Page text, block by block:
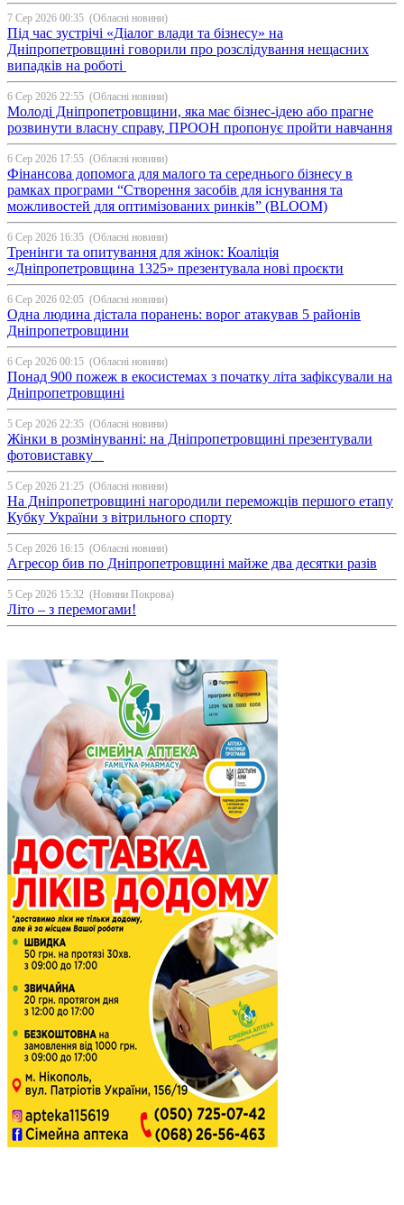
7 Сер 2026 00:35 (Обласні новини)
Під час зустрічі «Діалог влади та бізнесу» на
Дніпропетровщині говорили про розслідування нещасних
випадків на роботі
6 Сер 2026 22:55 (Обласні новини)
Молоді Дніпропетровщини, яка має бізнес-ідею або прагне
розвинути власну справу, ПРООН пропонує пройти навчання
6 Сер 2026 17:55 (Обласні новини)
Фінансова допомога для малого та середнього бізнесу в
рамках програми “Створення засобів для існування та
можливостей для оптимізованих ринків” (BLOOM)
6 Сер 2026 16:35 (Обласні новини)
Тренінги та опитування для жінок: Коаліція
«Дніпропетровщина 1325» презентувала нові проєкти
6 Сер 2026 02:05 (Обласні новини)
Одна людина дістала поранень: ворог атакував 5 районів
Дніпропетровщини
6 Сер 2026 00:15 (Обласні новини)
Понад 900 пожеж в екосистемах з початку літа зафіксували на
Дніпропетровщині
5 Сер 2026 22:35 (Обласні новини)
Жінки в розмінуванні: на Дніпропетровщині презентували
фотовиставку
5 Сер 2026 21:25 (Обласні новини)
На Дніпропетровщині нагородили переможців першого етапу
Кубку України з вітрильного спорту
5 Сер 2026 16:15 (Обласні новини)
Агресор бив по Дніпропетровщині майже два десятки разів
5 Сер 2026 15:32 (Новини Покрова)
Літо – з перемогами!